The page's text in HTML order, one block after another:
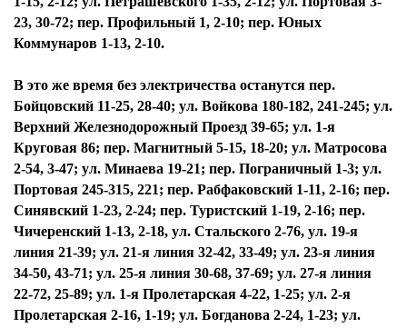
23, 30-72; пер. Профильный 1, 2-10; пер. Юных
Коммунаров 1-13, 2-10.
В это же время без электричества останутся пер.
Бойцовский 11-25, 28-40; ул. Войкова 180-182, 241-245; ул.
Верхний Железнодорожный Проезд 39-65; ул. 1-я
Круговая 86; пер. Магнитный 5-15, 18-20; ул. Матросова
2-54, 3-47; ул. Минаева 19-21; пер. Пограничный 1-3; ул.
Портовая 245-315, 221; пер. Рабфаковский 1-11, 2-16; пер.
Синявский 1-23, 2-24; пер. Туристский 1-19, 2-16; пер.
Чичеренский 1-13, 2-18, ул. Стальского 2-76, ул. 19-я
линия 21-39; ул. 21-я линия 32-42, 33-49; ул. 23-я линия
34-50, 43-71; ул. 25-я линия 30-68, 37-69; ул. 27-я линия
22-72, 25-89; ул. 1-я Пролетарская 4-22, 1-25; ул. 2-я
Пролетарская 2-16, 1-19; ул. Богданова 2-24, 1-23; ул.